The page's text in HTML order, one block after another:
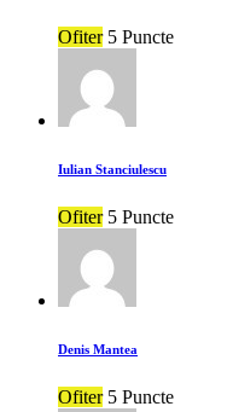
Ofiter 5 Puncte
Iulian Stanciulescu
Ofiter 5 Puncte
Denis Mantea
Ofiter 5 Puncte